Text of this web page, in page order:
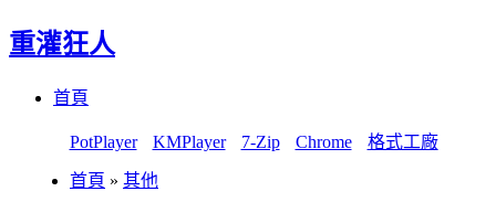
重灌狂人
首頁
PotPlayer KMPlayer 7-Zip Chrome 格式工廠
首頁 » 其他